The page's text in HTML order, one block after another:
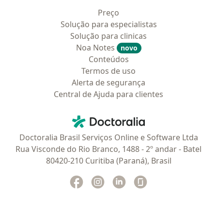
Preço
Solução para especialistas
Solução para clinicas
Noa Notes
novo
Conteúdos
Termos de uso
Alerta de segurança
Central de Ajuda para clientes
Doctoralia - Homepage
Doctoralia Brasil Serviços Online e Software Ltda
Rua Visconde do Rio Branco, 1488 - 2º andar - Batel
80420-210 Curitiba (Paraná), Brasil
Facebook
abre num novo separador
Instagram
abre num novo separador
Linkedin
abre num novo